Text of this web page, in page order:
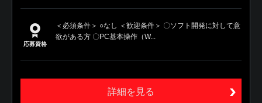
応募資格
＜必須条件＞ ○なし ＜歓迎条件＞ 〇ソフト開発に対して意
欲がある方 〇PC基本操作（W...
詳細を見る